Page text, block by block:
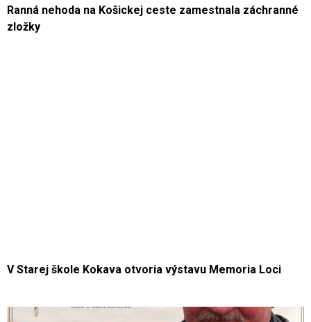
Ranná nehoda na Košickej ceste zamestnala záchranné
zložky
V Starej škole Kokava otvoria výstavu Memoria Loci